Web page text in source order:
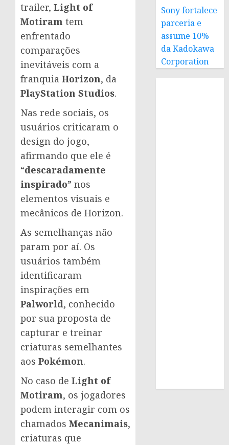
trailer, Light of
Motiram tem
enfrentado
comparações
inevitáveis com a
franquia Horizon, da
PlayStation Studios.
Nas rede sociais, os
usuários criticaram o
design do jogo,
afirmando que ele é
“descaradamente
inspirado” nos
elementos visuais e
mecânicos de Horizon.
As semelhanças não
param por aí. Os
usuários também
identificaram
inspirações em
Palworld, conhecido
por sua proposta de
capturar e treinar
criaturas semelhantes
aos Pokémon.
No caso de Light of
Motiram, os jogadores
podem interagir com os
chamados Mecanimais,
criaturas que
Sony fortalece
parceria e
assume 10%
da Kadokawa
Corporation